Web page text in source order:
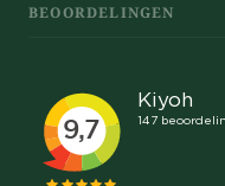
BEOORDELINGEN